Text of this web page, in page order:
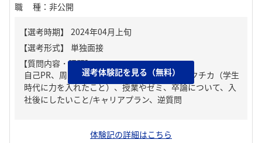
職種 ： 非公開
【質問内容・課題】
自己PR、周りからどんな人といわれる？、ガクチカ（学生
時代に力を入れたこと）、授業やゼミ、卒論について、入
社後にしたいこと/キャリアプラン、逆質問
選考体験記を見る（無料）
体験記の詳細はこちら